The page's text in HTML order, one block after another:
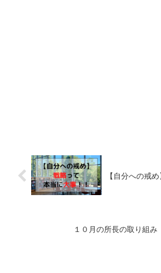
【自分への戒
１０月の所長の取り組み